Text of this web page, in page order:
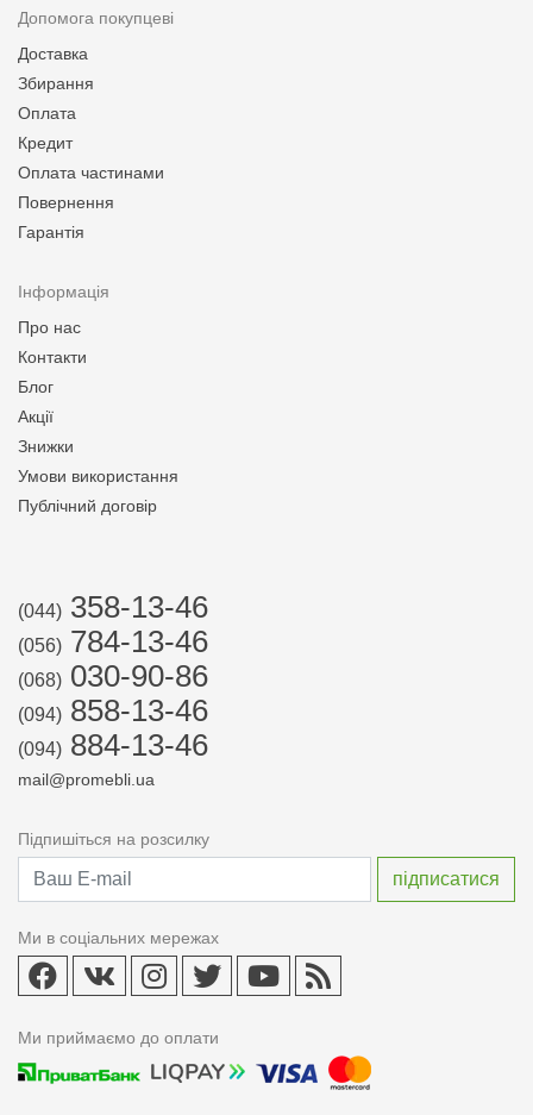
Допомога покупцеві
Доставка
Збирання
Оплата
Кредит
Оплата частинами
Повернення
Гарантія
Інформація
Про нас
Контакти
Блог
Акції
Знижки
Умови використання
Публічний договір
(044) 358-13-46
(056) 784-13-46
(068) 030-90-86
(094) 858-13-46
(094) 884-13-46
mail@promebli.ua
Підпишіться на розсилку
Ми в соціальних мережах
Ми приймаємо до оплати